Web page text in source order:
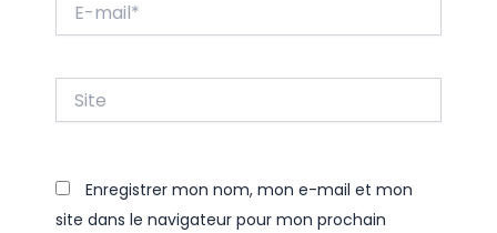
mail*
Enregistrer mon nom, mon e-mail et mon
site dans le navigateur pour mon prochain